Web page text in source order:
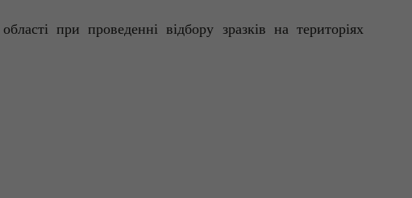
при проведенні відбору зразків на територіях